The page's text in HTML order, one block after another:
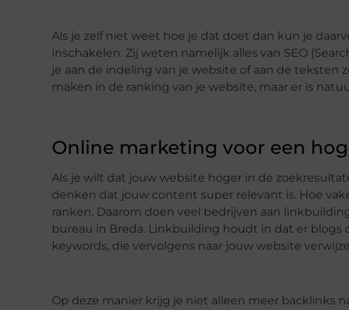
Als je zelf niet weet hoe je dat doet dan kun je
inschakelen. Zij weten namelijk alles van SEO
je aan de indeling van je website of aan de teksten
maken in de ranking van je website, maar er is
Online marketing voor een
Als je wilt dat jouw website hoger in de
denken dat jouw content super relevant is. Hoe
ranken. Daarom doen veel bedrijven aan
bureau in Breda. Linkbuilding houdt in dat er
keywords, die vervolgens naar jouw website
Op deze manier krijg je niet alleen meer backlinks